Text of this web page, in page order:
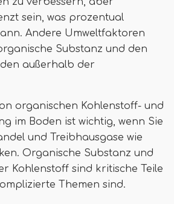
sein, was prozentual
Andere Umweltfaktoren
Substanz und den
außerhalb der
organischen Kohlenstoff- und
im Boden ist wichtig, wenn Sie
und Treibhausgase wie
Organische Substanz und
Kohlenstoff sind kritische Teile
Themen sind.